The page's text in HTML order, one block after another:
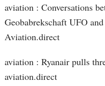
aviation : Conversations
Geobabrekschaft UFO
Aviation.direct
aviation : Ryanair pulls
aviation.direct